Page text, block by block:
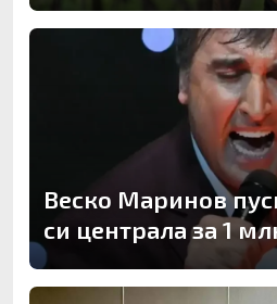
Веско Маринов
си централа за 1